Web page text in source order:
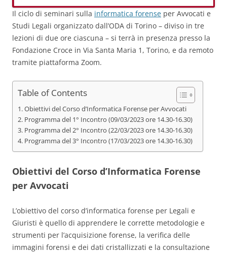
Il ciclo di seminari sulla informatica forense per Avvocati e
Studi Legali organizzato dall’ODA di Torino – diviso in tre
lezioni di due ore ciascuna – si terrà in presenza presso la
Fondazione Croce in Via Santa Maria 1, Torino, e da remoto
tramite piattaforma Zoom.
Table of Contents
Obiettivi del Corso d’Informatica Forense per Avvocati
Programma del 1° Incontro (09/03/2023 ore 14.30-16.30)
Programma del 2° Incontro (22/03/2023 ore 14.30-16.30)
Programma del 3° Incontro (17/03/2023 ore 14.30-16.30)
Obiettivi del Corso d’Informatica Forense
per Avvocati
L’obiettivo del corso d’informatica forense per Legali e
Giuristi è quello di apprendere le corrette metodologie e
strumenti per l’acquisizione forense, la verifica delle
immagini forensi e dei dati cristallizzati e la consultazione